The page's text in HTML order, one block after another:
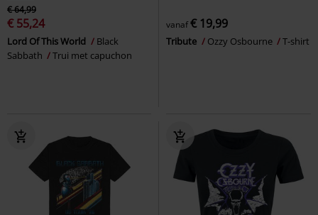
€ 64,99
€ 55,24
Lord Of This World
Black
Sabbath
Trui met capuchon
vanaf€ 19,99
Tribute Ozzy Osbourne T-shirt